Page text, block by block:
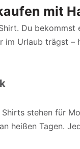
mit
Du
Urlaub trägst
stehen für
heißen Tagen.